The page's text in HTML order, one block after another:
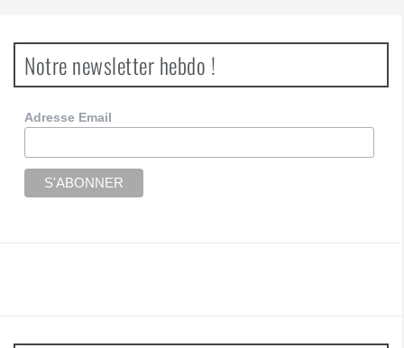
Notre newsletter hebdo !
Adresse Email